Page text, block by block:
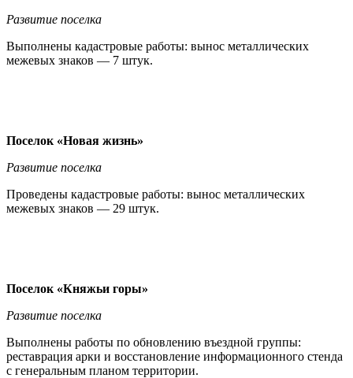
Развитие поселка
Выполнены кадастровые работы: вынос металлических
межевых знаков — 7 штук.
Поселок «Новая жизнь»
Развитие поселка
Проведены кадастровые работы: вынос металлических
межевых знаков — 29 штук.
Поселок «Княжьи горы»
Развитие поселка
Выполнены работы по обновлению въездной группы:
реставрация арки и восстановление информационного стенда
с генеральным планом территории.